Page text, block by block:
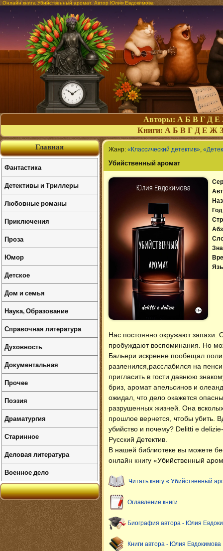
Онлайн книга Убийственный аромат. Автор Юлия Евдокимова
Авторы: А Б В Г Д Е
Книги: А Б В Г Д Е Ж З
Жанр: «Классический детектив»,
Убийственный аромат
Нас постоянно окружают запахи.
пробуждают воспоминания. Но
Бальери искренне пообещал
разленился,расслабился на
пригласить в гости давнюю
бриз, аромат апельсинов и
ожидал, что дело окажется
разрушенных жизней. Она
прошлое вернется, чтобы убить.
убийство и почему? Delitti e
Русский Детектив.
В нашей библиотеке вы можете
онлайн книгу «Убийственный
Читать книгу « Убийственный
Оглавление книги
Биография автора - Юлия
Книги автора - Юлия Евдокимова
Главная
Фантастика
Детективы и Триллеры
Любовные романы
Приключения
Проза
Юмор
Детское
Дом и семья
Наука, Образование
Справочная литература
Духовность
Документальная
Прочее
Поэзия
Драматургия
Старинное
Деловая литература
Военное дело